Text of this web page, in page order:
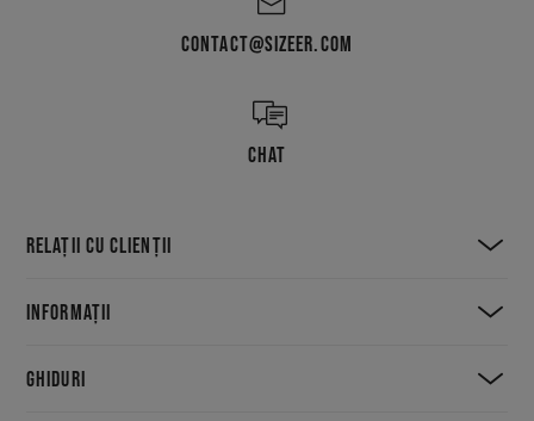
CONTACT@SIZEER.COM
CHAT
RELAȚII CU CLIENȚII
INFORMAȚII
GHIDURI